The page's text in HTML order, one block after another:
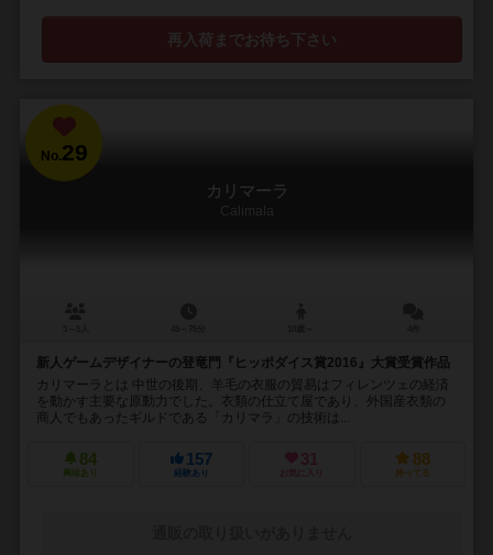
再入荷までお待ち下さい
No.29
カリマーラ
Calimala
新人ゲームデザイナーの登竜門『ヒッポダイス賞2016』大賞受賞作品
カリマーラとは 中世の後期、羊毛の衣服の貿易はフィレンツェの経済
を動かす主要な原動力でした。衣類の仕立て屋であり、外国産衣類の
商人でもあったギルドである「カリマラ」の技術は...
84
興味あり
157
経験あり
31
お気に入り
88
持ってる